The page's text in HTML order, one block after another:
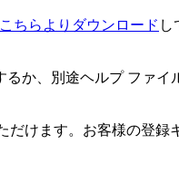
こちらよりダウンロード し
か、別途ヘルプ ファイ
けます。お客様の登録